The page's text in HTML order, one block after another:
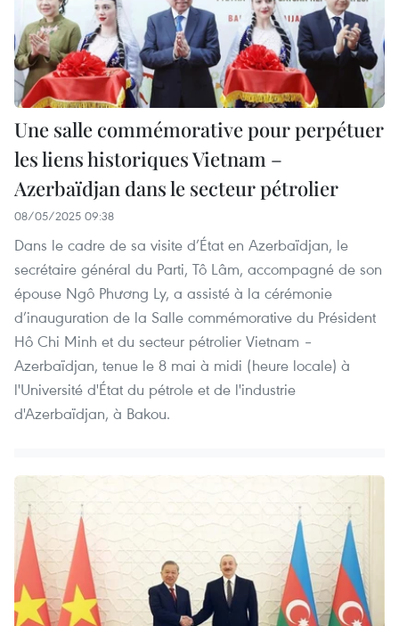
Une salle commémorative pour perpétuer
les liens historiques Vietnam –
Azerbaïdjan dans le secteur pétrolier
08/05/2025 09:38
Dans le cadre de sa visite d’État en Azerbaïdjan, le
secrétaire général du Parti, Tô Lâm, accompagné de son
épouse Ngô Phương Ly, a assisté à la cérémonie
d’inauguration de la Salle commémorative du Président
Hô Chi Minh et du secteur pétrolier Vietnam –
Azerbaïdjan, tenue le 8 mai à midi (heure locale) à
l'Université d'État du pétrole et de l'industrie
d'Azerbaïdjan, à Bakou.